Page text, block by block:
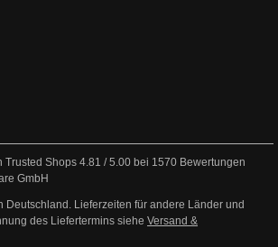
Trusted Shops 4.81 /5.00 bei 1570 Bewertungen
GmbH
Deutschland. Lieferzeiten für andere Länder und
des Liefertermins siehe Versand &